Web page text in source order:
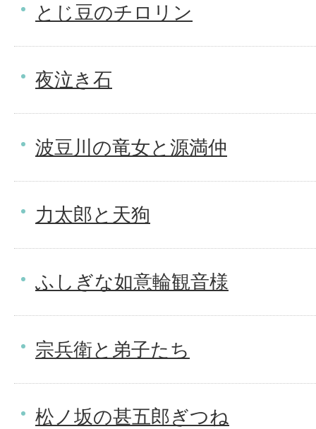
とじ豆のチロリン
夜泣き石
波豆川の竜女と源満仲
力太郎と天狗
ふしぎな如意輪観音様
宗兵衛と弟子たち
松ノ坂の甚五郎ぎつね